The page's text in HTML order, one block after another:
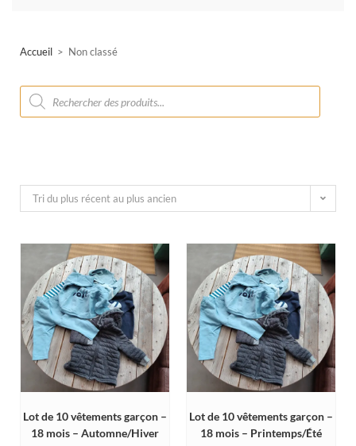
Accueil > Non classé
Tri du plus récent au plus ancien
Lot de 10 vêtements garçon –
18 mois – Automne/Hiver
Lot de 10 vêtements garçon –
18 mois – Printemps/Été